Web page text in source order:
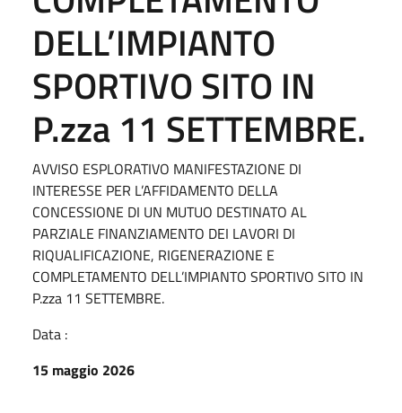
DELL’IMPIANTO
SPORTIVO SITO IN
P.zza 11 SETTEMBRE.
AVVISO ESPLORATIVO MANIFESTAZIONE DI
INTERESSE PER L’AFFIDAMENTO DELLA
CONCESSIONE DI UN MUTUO DESTINATO AL
PARZIALE FINANZIAMENTO DEI LAVORI DI
RIQUALIFICAZIONE, RIGENERAZIONE E
COMPLETAMENTO DELL’IMPIANTO SPORTIVO SITO IN
P.zza 11 SETTEMBRE.
Data :
15 maggio 2026